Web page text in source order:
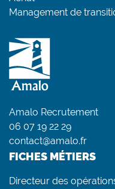
Management de
Amalo Recrutement
06 07 19 22 29
contact@amalo.fr
FICHES MÉTIERS
Directeur des